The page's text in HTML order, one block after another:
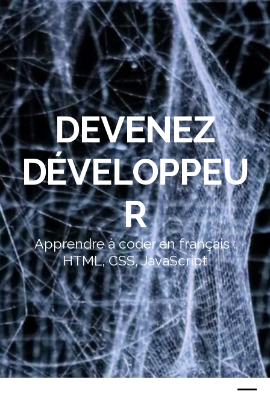
DEVENEZ
DÉVELOPPEU
R
Apprendre à coder en français :
HTML, CSS, JavaScript